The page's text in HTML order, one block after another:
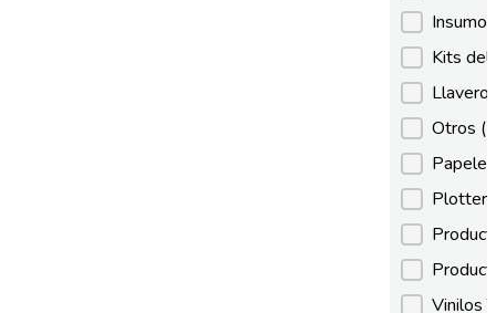
Kits
Otros
Vinilos